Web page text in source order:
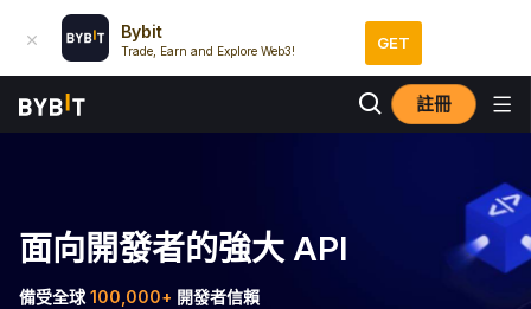
Bybit
Trade, Earn and Explore Web3! GET
註冊
面向開發者的強大 API
備受全球 100,000+ 開發者信賴